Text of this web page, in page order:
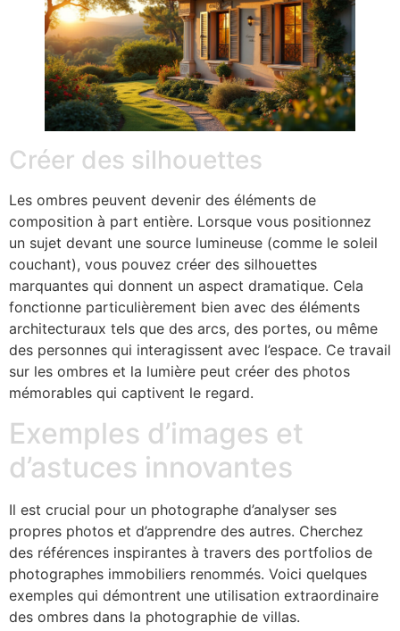
Créer des silhouettes
Les ombres peuvent devenir des éléments de
composition à part entière. Lorsque vous positionnez
un sujet devant une source lumineuse (comme le soleil
couchant), vous pouvez créer des silhouettes
marquantes qui donnent un aspect dramatique. Cela
fonctionne particulièrement bien avec des éléments
architecturaux tels que des arcs, des portes, ou même
des personnes qui interagissent avec l’espace. Ce travail
sur les ombres et la lumière peut créer des photos
mémorables qui captivent le regard.
Exemples d’images et
d’astuces innovantes
Il est crucial pour un photographe d’analyser ses
propres photos et d’apprendre des autres. Cherchez
des références inspirantes à travers des portfolios de
photographes immobiliers renommés. Voici quelques
exemples qui démontrent une utilisation extraordinaire
des ombres dans la photographie de villas.